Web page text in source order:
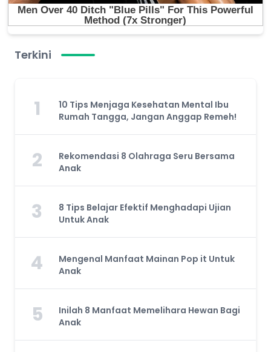
Terkini
1
10 Tips Menjaga Kesehatan Mental Ibu
Rumah Tangga, Jangan Anggap Remeh!
2
Rekomendasi 8 Olahraga Seru Bersama
Anak
3
8 Tips Belajar Efektif Menghadapi Ujian
Untuk Anak
4
Mengenal Manfaat Mainan Pop it Untuk
Anak
5
Inilah 8 Manfaat Memelihara Hewan Bagi
Anak